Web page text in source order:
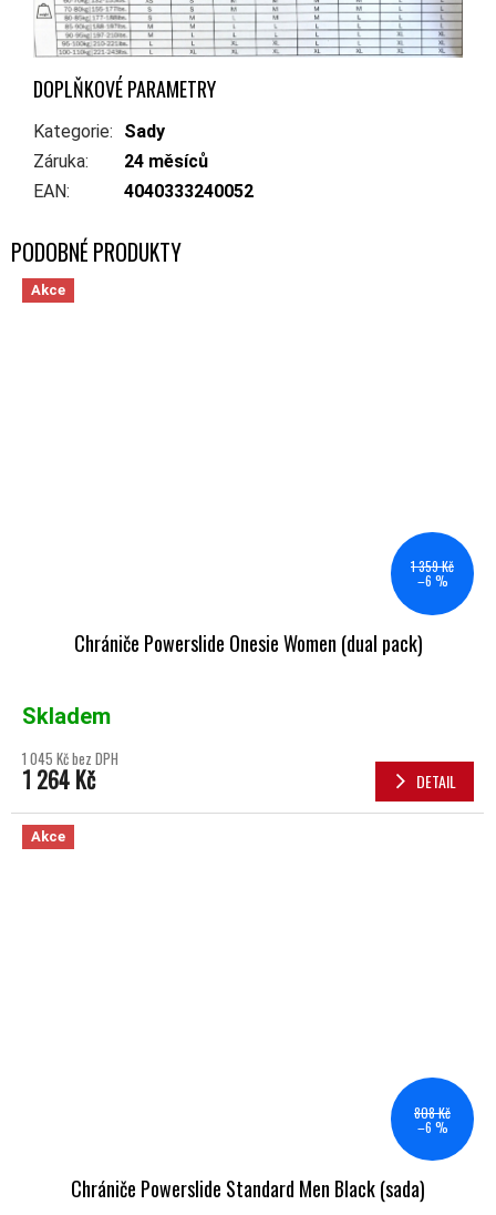
DOPLŇKOVÉ PARAMETRY
Kategorie:
Sady
Záruka:
24 měsíců
EAN: 4040333240052
Akce
1 359 Kč
–6 %
Chrániče Powerslide Onesie Women (dual pack)
Skladem
1 045 Kč bez DPH
1 264 Kč DETAIL
Akce
808 Kč
–6 %
Chrániče Powerslide Standard Men Black (sada)